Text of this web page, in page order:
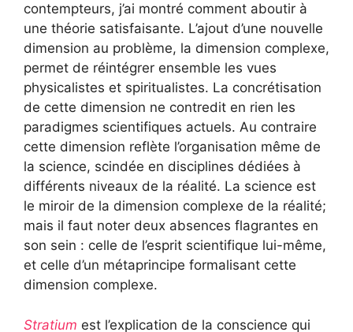
contempteurs, j’ai montré comment aboutir à
une théorie satisfaisante. L’ajout d’une nouvelle
dimension au problème, la dimension complexe,
permet de réintégrer ensemble les vues
physicalistes et spiritualistes. La concrétisation
de cette dimension ne contredit en rien les
paradigmes scientifiques actuels. Au contraire
cette dimension reflète l’organisation même de
la science, scindée en disciplines dédiées à
différents niveaux de la réalité. La science est
le miroir de la dimension complexe de la réalité;
mais il faut noter deux absences flagrantes en
son sein : celle de l’esprit scientifique lui-même,
et celle d’un métaprincipe formalisant cette
dimension complexe.
Stratium est l’explication de la conscience qui